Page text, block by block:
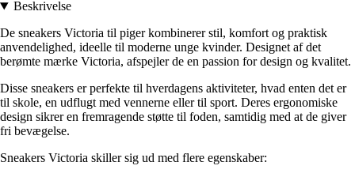
Beskrivelse
De sneakers Victoria til piger kombinerer stil, komfort og praktisk
anvendelighed, ideelle til moderne unge kvinder. Designet af det
berømte mærke Victoria, afspejler de en passion for design og kvalitet.
Disse sneakers er perfekte til hverdagens aktiviteter, hvad enten det er
til skole, en udflugt med vennerne eller til sport. Deres ergonomiske
design sikrer en fremragende støtte til foden, samtidig med at de giver
fri bevægelse.
Sneakers Victoria skiller sig ud med flere egenskaber: